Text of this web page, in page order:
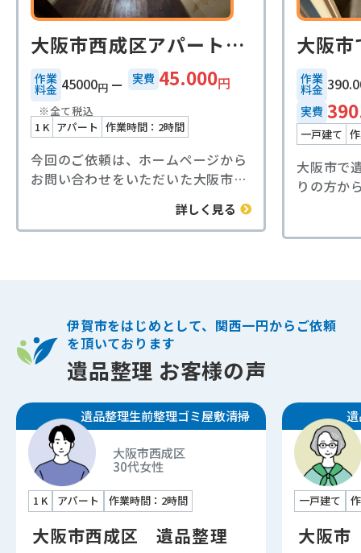
1 K アパート 作業時間：2時間
作業
料金 45000円
実費 45.000円
※全て税込
大阪市西成区アパート1k遺品整理事例
今回のご依頼は、ホームページから
お問い合わせをいただいた大阪市西
間取りは1Kのお部屋で、室内の汚れ
がかなり進んでいる状態でした。
作業に加えて、家財の搬出後にクロ
ス（壁紙）や床材の剥がし作業も行
いました。
できたので助かった」「こんなにき
れいになるとは思わなかった」と喜
びの声をいただきました。
このようなケースでは、遺品整理と
あわせて原状回復に向けた下地作業
まで対応することで、次の活用へス
ムーズにつなげることができます。
特に賃貸物件の場合、管理会社様や
詳しく見る
一戸建て
作業
料金
実費
大阪市で
りの方か
ご納得い
力に自信
新鮮な空
部屋へ
様からも
ました。
当社では
くなって
や、引っ
付け、消
伊賀市をはじめとして、関西一円からご依頼
を頂いております
遺品整理 お客様の声
遺品整理生前整理ゴミ屋敷清掃
1 K アパート 作業時間：2時間
大阪市西成区
30代女性
大阪市西成区 遺品整理
一戸建て
大阪